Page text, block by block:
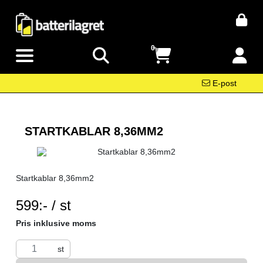
0
E-post
STARTKABLAR 8,36MM2
Startkablar 8,36mm2
599:- / stSEK per ST
Pris inklusive moms
st